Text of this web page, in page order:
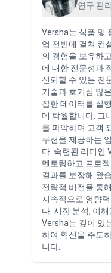
연구 관
Versha는 식품 및
업 전반에 걸쳐 컨
의 경험을 보유하
에 대한 전문성과
신뢰할 수 있는 전
기술과 호기심 많
잡한 데이터를 실
데 탁월합니다. 그
를 파악하며 고객
루션을 제공하는
다. 숙련된 리더인
멘토링하고 프로
결과를 보장해 왔
전략적 비전을 통
지속적으로 영향
다. 시장 분석, 이
Versha는 깊이 있
하여 혁신을 주도
니다.